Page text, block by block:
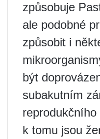
způsobuje
ale podobné
způsobit i
být
subakutním
k tomu jsou